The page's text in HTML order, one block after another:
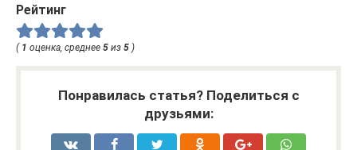
Рейтинг
( 1 оценка, среднее 5 из 5 )
Понравилась статья? Поделиться с
друзьями: